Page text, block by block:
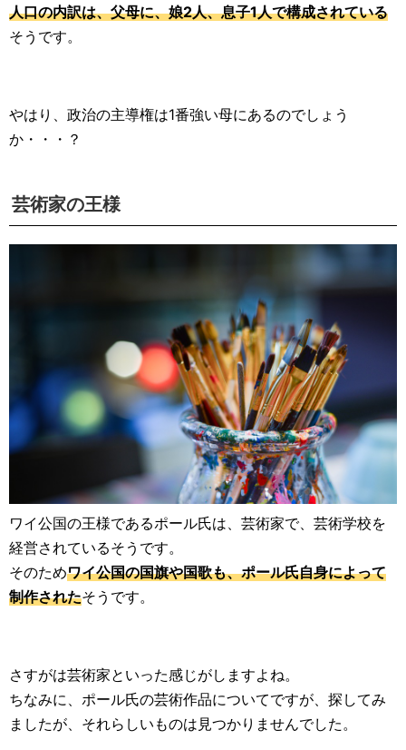
人口の内訳は、父母に、娘2人、息子1人で構成されている
そうです。
やはり、政治の主導権は1番強い母にあるのでしょう
か・・・？
芸術家の王様
ワイ公国の王様であるポール氏は、芸術家で、芸術学校を
経営されているそうです。
そのためワイ公国の国旗や国歌も、ポール氏自身によって
制作されたそうです。
さすがは芸術家といった感じがしますよね。
ちなみに、ポール氏の芸術作品についてですが、探してみ
ましたが、それらしいものは見つかりませんでした。